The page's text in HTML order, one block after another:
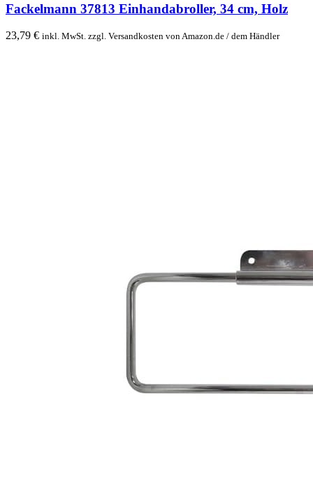
Fackelmann 37813 Einhandabroller, 34 cm, Holz
23,79 € inkl. MwSt. zzgl. Versandkosten von Amazon.de / dem Händler